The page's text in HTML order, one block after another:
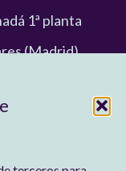
1ª planta
(Madrid)